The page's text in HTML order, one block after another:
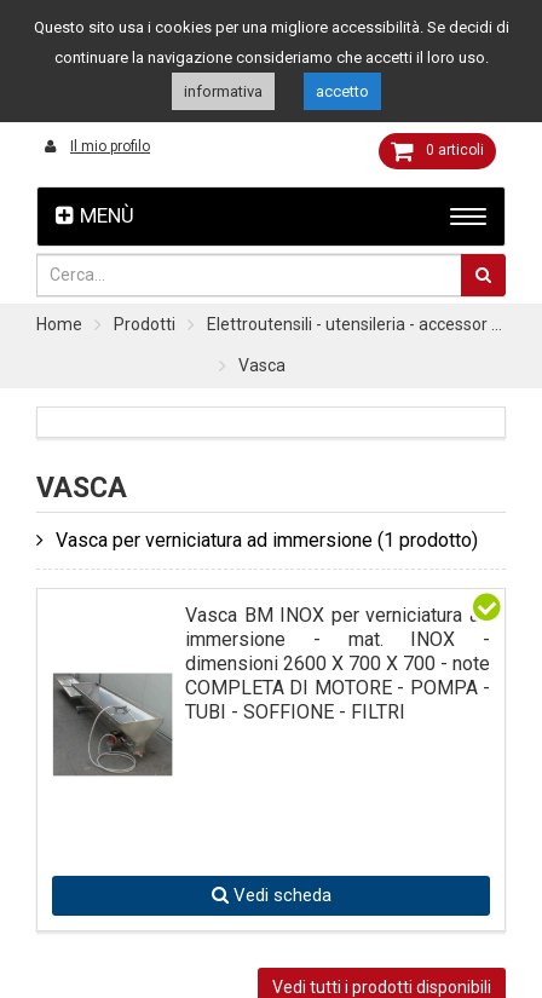
Assistenza clienti 049 8015108 349 4262144
MENÙ
Il mio profilo 0 articoli
Home Prodotti Elettroutensili - utensileria - accessor ...
Vasca
VASCA
Vasca per verniciatura ad immersione (1 prodotto)
Vasca BM INOX per verniciatura ad
immersione - mat. INOX -
dimensioni 2600 X 700 X 700 - note
COMPLETA DI MOTORE - POMPA -
TUBI - SOFFIONE - FILTRI
Vedi scheda
Vedi tutti i prodotti disponibili
Questo sito usa i cookies per una migliore accessibilità. Se decidi di
continuare la navigazione consideriamo che accetti il loro uso.
informativa
accetto